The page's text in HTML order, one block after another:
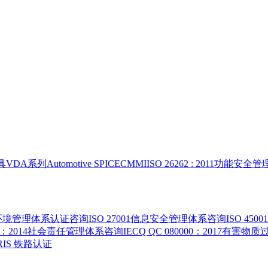
VDA系列 Automotive SPICECMMIISO 26262 : 2011功能安全管
境管理体系认证咨询ISO 27001信息安全管理体系咨询ISO
2014社会责任管理体系咨询IECQ QC 080000：2017有害物质
铁路认证